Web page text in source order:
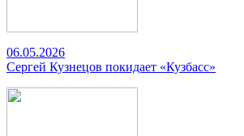
06.05.2026
Сергей Кузнецов покидает «Кузбасс»